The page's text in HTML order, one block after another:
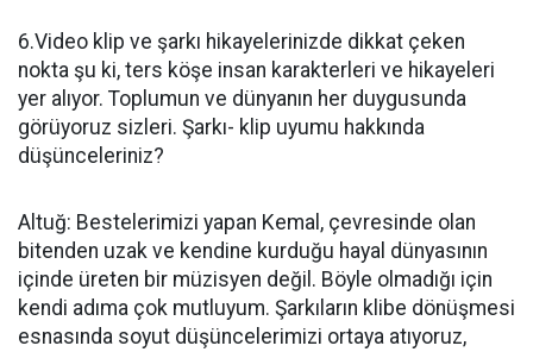
6.Video klip ve şarkı hikayelerinizde dikkat çeken
nokta şu ki, ters köşe insan karakterleri ve hikayeleri
yer alıyor. Toplumun ve dünyanın her duygusunda
görüyoruz sizleri. Şarkı- klip uyumu hakkında
düşünceleriniz?
Altuğ: Bestelerimizi yapan Kemal, çevresinde olan
bitenden uzak ve kendine kurduğu hayal dünyasının
içinde üreten bir müzisyen değil. Böyle olmadığı için
kendi adıma çok mutluyum. Şarkıların klibe dönüşmesi
esnasında soyut düşüncelerimizi ortaya atıyoruz,